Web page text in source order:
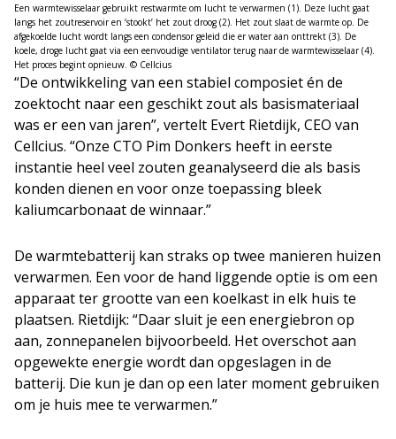
Een warmtewisselaar gebruikt restwarmte om lucht te verwarmen (1). Deze lucht gaat
langs het zoutreservoir en ‘stookt’ het zout droog (2). Het zout slaat de warmte op. De
afgekoelde lucht wordt langs een condensor geleid die er water aan onttrekt (3). De
koele, droge lucht gaat via een eenvoudige ventilator terug naar de warmtewisselaar (4).
Het proces begint opnieuw. © Cellcius
“De ontwikkeling van een stabiel composiet én de
zoektocht naar een geschikt zout als basismateriaal
was er een van jaren”, vertelt Evert Rietdijk, CEO van
Cellcius. “Onze CTO Pim Donkers heeft in eerste
instantie heel veel zouten geanalyseerd die als basis
konden dienen en voor onze toepassing bleek
kaliumcarbonaat de winnaar.”
De warmtebatterij kan straks op twee manieren huizen
verwarmen. Een voor de hand liggende optie is om een
apparaat ter grootte van een koelkast in elk huis te
plaatsen. Rietdijk: “Daar sluit je een energiebron op
aan, zonnepanelen bijvoorbeeld. Het overschot aan
opgewekte energie wordt dan opgeslagen in de
batterij. Die kun je dan op een later moment gebruiken
om je huis mee te verwarmen.”